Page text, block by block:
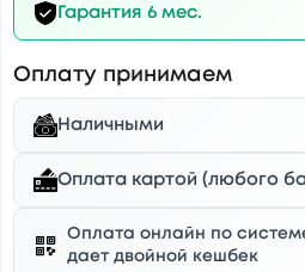
Гарантия 6 мес.
Оплату принимаем
Наличными
Оплата картой (любого
Оплата онлайн по
дает двойной кешбек